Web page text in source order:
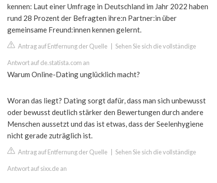
kennen: Laut einer Umfrage in Deutschland im Jahr 2022 haben
rund 28 Prozent der Befragten ihre:n Partner:in über
gemeinsame Freund:innen kennen gelernt.
Antrag auf Entfernung der Quelle Sehen Sie sich die vollständige
Antwort auf de.statista.com an
Warum Online-Dating unglücklich macht?
Woran das liegt? Dating sorgt dafür, dass man sich unbewusst
oder bewusst deutlich stärker den Bewertungen durch andere
Menschen aussetzt und das ist etwas, dass der Seelenhygiene
nicht gerade zuträglich ist.
Antrag auf Entfernung der Quelle Sehen Sie sich die vollständige
Antwort auf sixx.de an